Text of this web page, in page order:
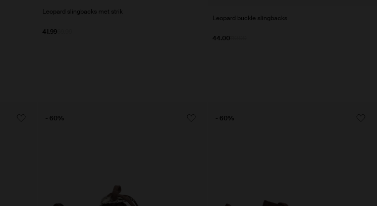
Leopard slingbacks met strik
41.99
Leopard buckle slingbacks
44.00
- 60% - 60%